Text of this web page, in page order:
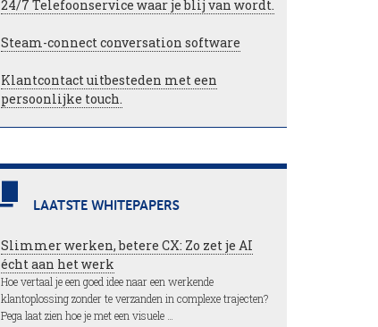
24/7 Telefoonservice waar je blij van wordt.
Steam-connect conversation software
Klantcontact uitbesteden met een
persoonlijke touch.
LAATSTE WHITEPAPERS
Slimmer werken, betere CX: Zo zet je AI
écht aan het werk
Hoe vertaal je een goed idee naar een werkende
klantoplossing zonder te verzanden in complexe trajecten?
Pega laat zien hoe je met een visuele …